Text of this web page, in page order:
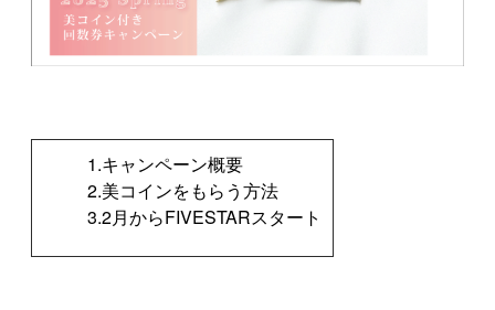
1.キャンペーン概要
2.美コインをもらう方法
3.2月からFIVESTARスタート